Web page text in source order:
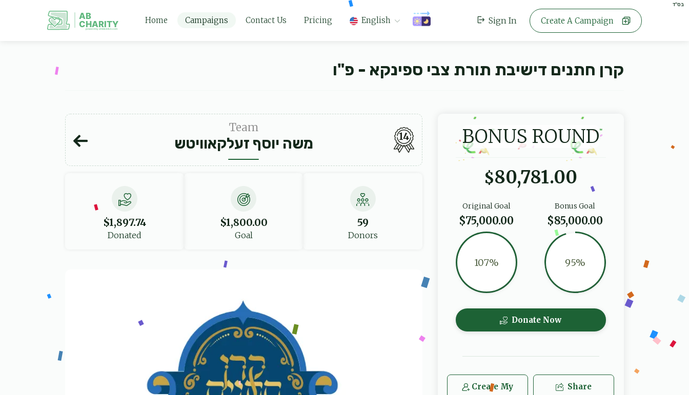
בס"ד
AB
CHARITY
powerd by ahblicklive.com
Home Campaigns Contact Us Pricing English Sign In Create A Campaign
קרן חתנים דישיבת תורת צבי ספינקא - פ"ו
Team
משה יוסף זעלקאוויטש 14
$1,897.74
Donated
$1,800.00
Goal
59
Donors
BONUS ROUND
$80,781.00
Bonus Goal
$85,000.00
95%
Original Goal
$75,000.00
107%
Donate Now
Create My
Share